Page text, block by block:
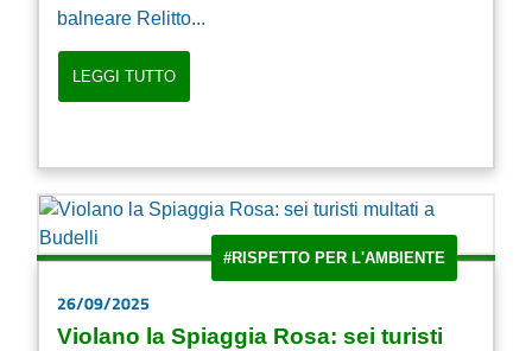
balneare Relitto...
LEGGI TUTTO
#RISPETTO PER L'AMBIENTE
26/09/2025
Violano la Spiaggia Rosa: sei turisti